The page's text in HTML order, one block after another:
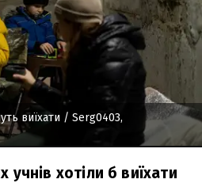
виїхати / Serg0403,
учнів хотіли б виїхати